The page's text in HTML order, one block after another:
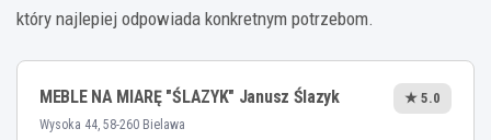
który najlepiej odpowiada konkretnym potrzebom.
MEBLE NA MIARĘ "ŚLAZYK" Janusz Ślazyk
Wysoka 44, 58-260 Bielawa
★ 5.0